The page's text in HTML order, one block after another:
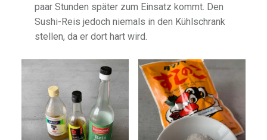
paar Stunden später zum Einsatz kommt. Den
Sushi-Reis jedoch niemals in den Kühlschrank
stellen, da er dort hart wird.